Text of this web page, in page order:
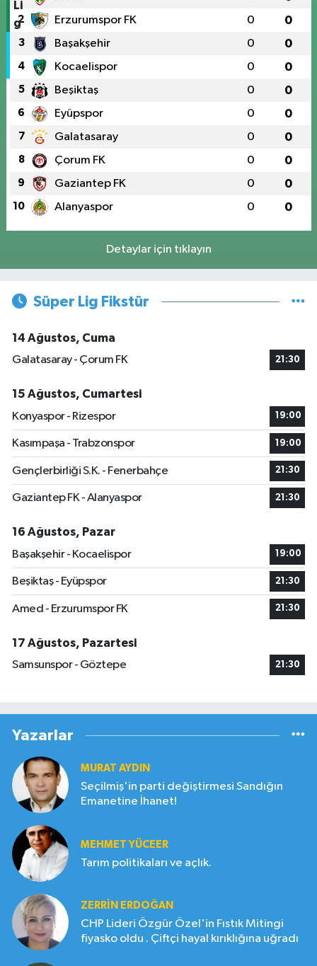
2 Erzurumspor FK 0 0
3 Başakşehir 0 0
4 Kocaelispor 0 0
5 Beşiktaş 0 0
6 Eyüpspor 0 0
7 Galatasaray 0 0
8 Çorum FK 0 0
9 Gaziantep FK 0 0
10 Alanyaspor 0 0
Detaylar için tıklayın
Süper Lig Fikstür
14 Ağustos, Cuma
Galatasaray - Çorum FK
21:30
15 Ağustos, Cumartesi
Konyaspor - Rizespor
19:00
Kasımpaşa - Trabzonspor 19:00
Gençlerbirliği S.K. - Fenerbahçe 21:30
Gaziantep FK - Alanyaspor 21:30
16 Ağustos, Pazar
Başakşehir - Kocaelispor
19:00
Beşiktaş - Eyüpspor 21:30
Amed - Erzurumspor FK 21:30
17 Ağustos, Pazartesi
Samsunspor - Göztepe
21:30
Yazarlar
MURAT AYDIN
Seçilmiş'in parti değiştirmesi Sandığın
Emanetine İhanet!
MEHMET YÜCEER
Tarım politikaları ve açlık.
ZERRIN ERDOĞAN
CHP Lideri Özgür Özel'in Fıstık Mitingi
fiyasko oldu . Çiftçi hayal kırıklığına uğradı